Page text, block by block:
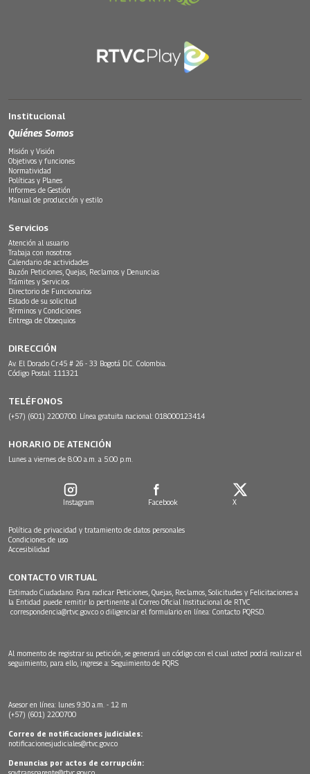
Institucional
Quiénes Somos
Misión y Visión
Objetivos y funciones
Normatividad
Políticas y Planes
Informes de Gestión
Manual de producción y estilo
Servicios
Atención al usuario
Trabaja con nosotros
Calendario de actividades
Buzón Peticiones, Quejas, Reclamos y Denuncias
Trámites y Servicios
Directorio de Funcionarios
Estado de su solicitud
Términos y Condiciones
Entrega de Obsequios
DIRECCIÓN
Av. El Dorado Cr.45 # 26 - 33 Bogotá D.C. Colombia.
Código Postal: 111321
TELÉFONOS
(+57) (601) 2200700. Línea gratuita nacional: 018000123414
HORARIO DE ATENCIÓN
Lunes a viernes de 8:00 a.m. a 5:00 p.m.
Instagram Facebook X
Política de privacidad y tratamiento de datos personales
Condiciones de uso
Accesibilidad
CONTACTO VIRTUAL
Estimado Ciudadano: Para radicar Peticiones, Quejas, Reclamos, Solicitudes y Felicitaciones a
la Entidad puede remitir lo pertinente al Correo Oficial Institucional de RTVC
correspondencia@rtvc.gov.co o diligenciar el formulario en línea: Contacto PQRSD.
Al momento de registrar su petición, se generará un código con el cual usted podrá realizar el
seguimiento, para ello, ingrese a: Seguimiento de PQRS
Asesor en línea: lunes 9:30 a.m. - 12 m
(+57) (601) 2200700
Correo de notificaciones judiciales:
notificacionesjudiciales@rtvc.gov.co
Denuncias por actos de corrupción: